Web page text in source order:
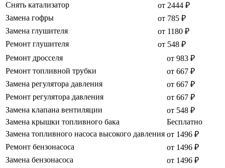
Снять катализатор
от 2444 ₽
Замена гофры
от 785 ₽
Замена глушителя
от 1180 ₽
Ремонт глушителя
от 548 ₽
Ремонт дросселя
от 983 ₽
Ремонт топливной трубки
от 667 ₽
Замена регулятора давления
от 667 ₽
Ремонт регулятора давления
от 667 ₽
Замена клапана вентиляции
от 548 ₽
Замена крышки топливного бака
Бесплатно
Замена топливного насоса высокого давления от 1496 ₽
Ремонт бензонасоса
от 1496 ₽
Замена бензонасоса
от 1496 ₽